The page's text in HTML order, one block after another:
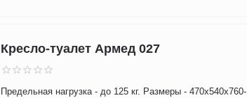
Кресло-туалет Армед 027
Предельная нагрузка - до 125 кг. Размеры - 470х540х760-